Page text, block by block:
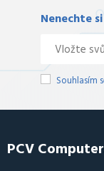
Nenechte
Souhlasím
PCV